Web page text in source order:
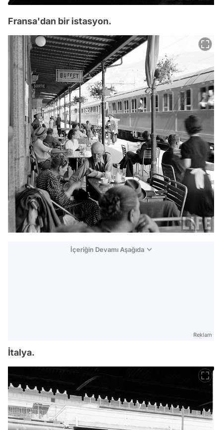
Fransa'dan bir istasyon.
İçeriğin Devamı Aşağıda
Reklam
İtalya.